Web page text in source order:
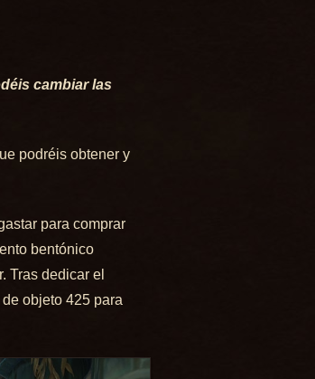
cambiar las
podréis obtener y
para comprar
bentónico
Tras dedicar el
objeto 425 para